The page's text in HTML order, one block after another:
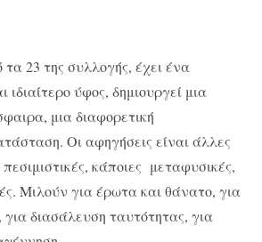
23 της συλλογής, έχει ένα
ιδιαίτερο ύφος, δημιουργεί μια
μια διαφορετική
Οι αφηγήσεις είναι άλλες
κάποιες μεταφυσικές,
Μιλούν για έρωτα και θάνατο, για
για διασάλευση ταυτότητας, για